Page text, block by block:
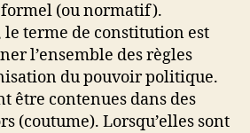
(ou normatif).
terme de constitution est
l’ensemble des règles
du pouvoir politique.
être contenues dans des
(coutume). Lorsqu’elles sont